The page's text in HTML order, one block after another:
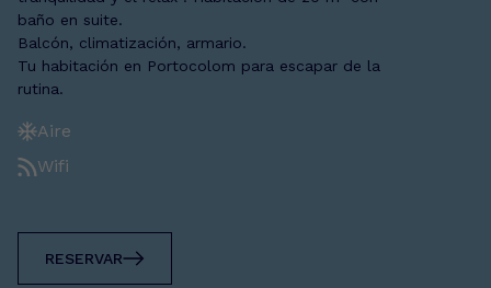
baño en suite.
Balcón, climatización, armario.
Tu habitación en Portocolom para escapar de la
rutina.
Aire
Wifi
RESERVAR